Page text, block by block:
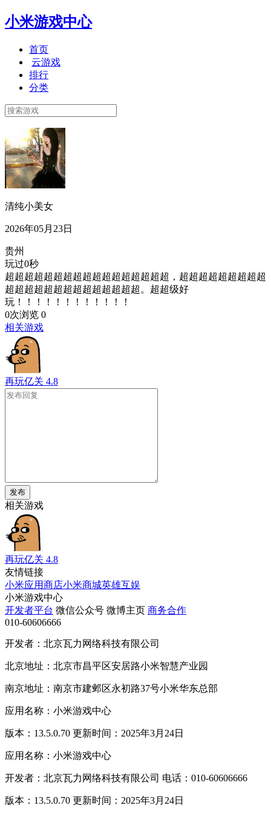
小米游戏中心
首页
云游戏
排行
分类
清纯小美女
2026年05月23日
贵州
玩过0秒
超超超超超超超超超超超超超超超超超，超超超超超超超超超
超超超超超超超超超超超超超超。超超级好
玩！！！！！！！！！！！！
0次浏览 0
相关游戏
再玩亿关 4.8
发布
相关游戏
再玩亿关 4.8
友情链接
小米应用商店小米商城英雄互娱
小米游戏中心
开发者平台 微信公众号 微博主页 商务合作
010-60606666
开发者：北京瓦力网络科技有限公司
北京地址：北京市昌平区安居路小米智慧产业园
南京地址：南京市建邺区永初路37号小米华东总部
应用名称：小米游戏中心
版本：13.5.0.70 更新时间：2025年3月24日
应用名称：小米游戏中心
开发者：北京瓦力网络科技有限公司 电话：010-60606666
版本：13.5.0.70 更新时间：2025年3月24日